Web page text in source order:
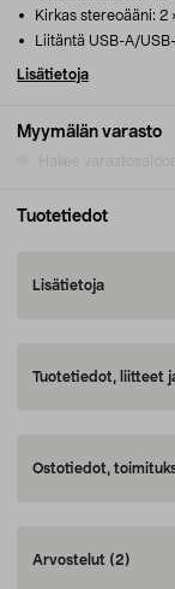
Myymälän varasto
Kirkas stereoääni: 2
Liitäntä USB-A/
Lisätietoja
Tuotetiedot
Lisätietoja
Tuotetiedot, liitteet
Ostotiedot,
Arvostelut (2)